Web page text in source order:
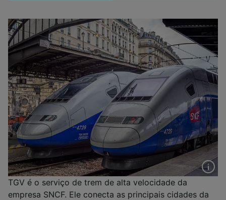
TGV é o serviço de trem de alta velocidade da
empresa SNCF. Ele conecta as principais cidades da